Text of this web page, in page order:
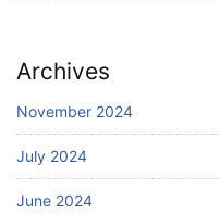
Archives
November 2024
July 2024
June 2024